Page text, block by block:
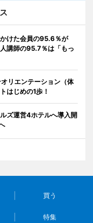
けた会員の95.6％が
講師の95.7％は「もっ
リエンテーション（体
はじめの1歩！
ズ運営4ホテルへ導入開
買う
特集